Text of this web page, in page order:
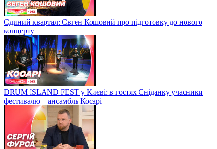
Єдиний квартал: Євген Кошовий про підготовку до нового
концерту
DRUM ISLAND FEST у Києві: в гостях Сніданку учасники
фестивалю – ансамбль Косарі